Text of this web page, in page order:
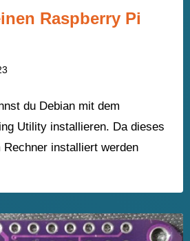
Raspberry Pi
du Debian mit dem
Utility installieren. Da dieses
Rechner installiert werden